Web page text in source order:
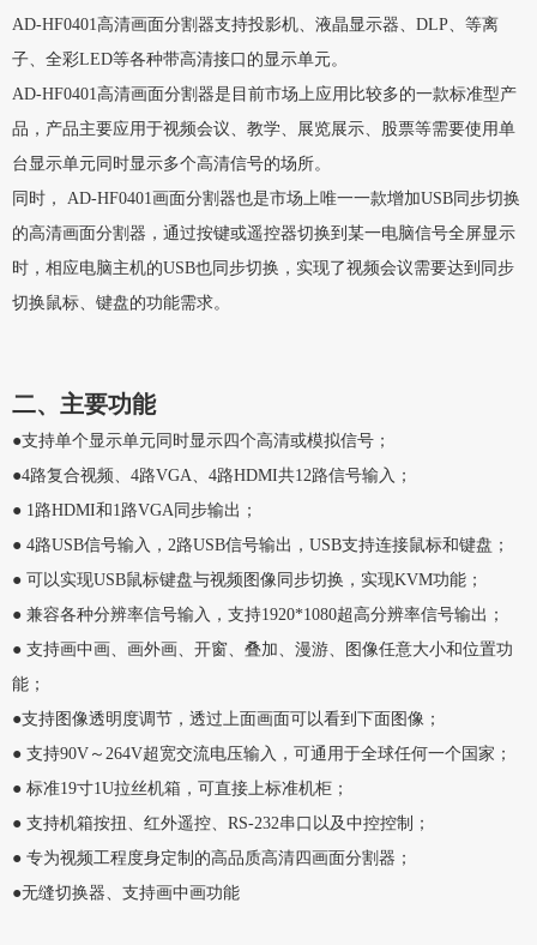
AD-HF0401高清画面分割器支持投影机、液晶显示器、DLP、等离
子、全彩LED等各种带高清接口的显示单元。
AD-HF0401高清画面分割器是目前市场上应用比较多的一款标准型产
品，产品主要应用于视频会议、教学、展览展示、股票等需要使用单
台显示单元同时显示多个高清信号的场所。
同时， AD-HF0401画面分割器也是市场上唯一一款增加USB同步切换
的高清画面分割器，通过按键或遥控器切换到某一电脑信号全屏显示
时，相应电脑主机的USB也同步切换，实现了视频会议需要达到同步
切换鼠标、键盘的功能需求。
二、主要功能
●支持单个显示单元同时显示四个高清或模拟信号；
●4路复合视频、4路VGA、4路HDMI共12路信号输入；
● 1路HDMI和1路VGA同步输出；
● 4路USB信号输入，2路USB信号输出，USB支持连接鼠标和键盘；
● 可以实现USB鼠标键盘与视频图像同步切换，实现KVM功能；
● 兼容各种分辨率信号输入，支持1920*1080超高分辨率信号输出；
● 支持画中画、画外画、开窗、叠加、漫游、图像任意大小和位置功
能；
●支持图像透明度调节，透过上面画面可以看到下面图像；
● 支持90V～264V超宽交流电压输入，可通用于全球任何一个国家；
● 标准19寸1U拉丝机箱，可直接上标准机柜；
● 支持机箱按扭、红外遥控、RS-232串口以及中控控制；
● 专为视频工程度身定制的高品质高清四画面分割器；
●无缝切换器、支持画中画功能